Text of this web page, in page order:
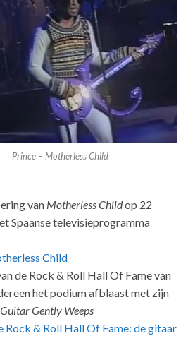
Prince – Motherless Child
van Motherless Childop 22
Spaanse televisieprogramma
Child
de Rock & Roll Hall Of Fame van
het podium afblaast met zijn
Gently Weeps
Rock & Roll Hall Of Fame: de gitaar